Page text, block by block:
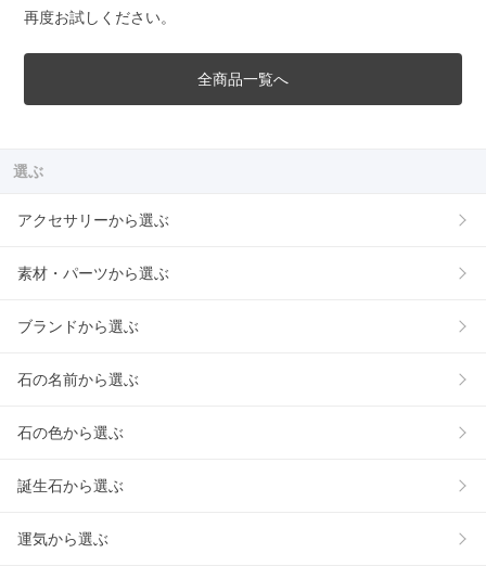
再度お試しください。
全商品一覧へ
選ぶ
アクセサリーから選ぶ
素材・パーツから選ぶ
ブランドから選ぶ
石の名前から選ぶ
石の色から選ぶ
誕生石から選ぶ
運気から選ぶ